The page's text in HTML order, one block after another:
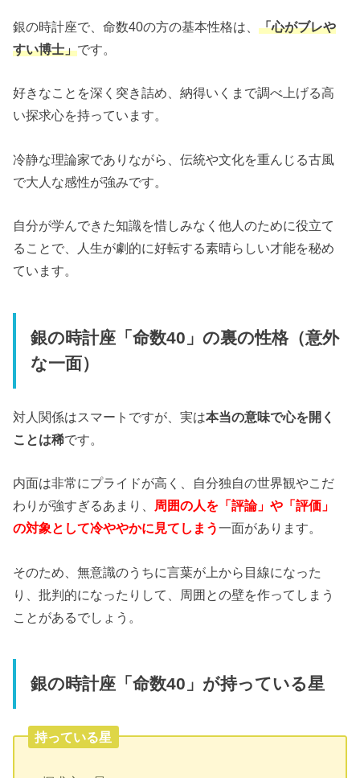
銀の時計座で、命数40の方の基本性格は、「心がブレや
すい博士」です。
好きなことを深く突き詰め、納得いくまで調べ上げる高
い探求心を持っています。
冷静な理論家でありながら、伝統や文化を重んじる古風
で大人な感性が強みです。
自分が学んできた知識を惜しみなく他人のために役立て
ることで、人生が劇的に好転する素晴らしい才能を秘め
ています。
銀の時計座「命数40」の裏の性格（意外
な一面）
対人関係はスマートですが、実は本当の意味で心を開く
ことは稀です。
内面は非常にプライドが高く、自分独自の世界観やこだ
わりが強すぎるあまり、 周囲の人を「評論」や「評価」
の対象として冷ややかに見てしまう一面があります。
そのため、無意識のうちに言葉が上から目線になった
り、批判的になったりして、周囲との壁を作ってしまう
ことがあるでしょう。
銀の時計座「命数40」が持っている星
持っている星